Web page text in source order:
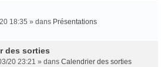
18:35 » dans Présentations
des sorties
20 23:21 » dans Calendrier des sorties